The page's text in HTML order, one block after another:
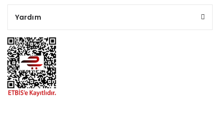
Yardım